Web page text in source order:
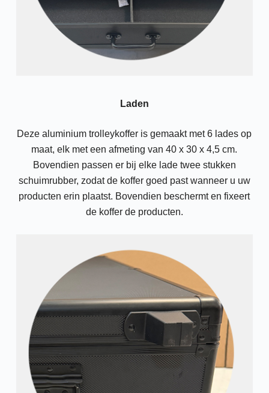
Laden
Deze aluminium trolleykoffer is gemaakt met 6 lades op
maat, elk met een afmeting van 40 x 30 x 4,5 cm.
Bovendien passen er bij elke lade twee stukken
schuimrubber, zodat de koffer goed past wanneer u uw
producten erin plaatst. Bovendien beschermt en fixeert
de koffer de producten.